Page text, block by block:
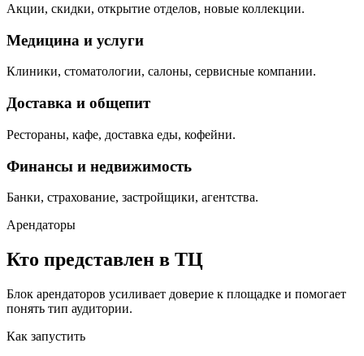
Акции, скидки, открытие отделов, новые коллекции.
Медицина и услуги
Клиники, стоматологии, салоны, сервисные компании.
Доставка и общепит
Рестораны, кафе, доставка еды, кофейни.
Финансы и недвижимость
Банки, страхование, застройщики, агентства.
Арендаторы
Кто представлен в ТЦ
Блок арендаторов усиливает доверие к площадке и помогает
понять тип аудитории.
Как запустить